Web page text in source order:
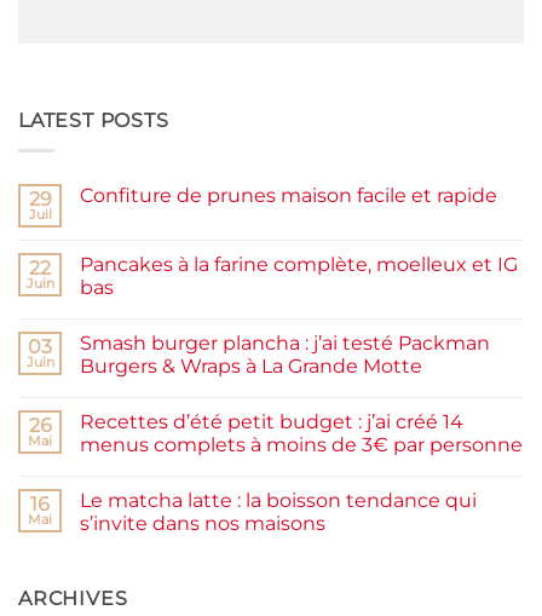
LATEST POSTS
29
Juil
Confiture de prunes maison facile et rapide
Confiture
de
prunes
et
rapide
22
Juin
Pancakes à la farine complète, moelleux et IG
bas
sur
Pancakes
à
complète,
et
03
Juin
Smash burger plancha : j’ai testé Packman
Burgers & Wraps à La Grande Motte
sur
burger
testé
Packman
Burgers &
Grande
Motte
26
Mai
Recettes d’été petit budget : j’ai créé 14
menus complets à moins de 3€ par personne
sur
Recettes
d’été
j’ai
créé
16
Mai
Le matcha latte : la boisson tendance qui
s’invite dans nos maisons
Le
matcha
ARCHIVES